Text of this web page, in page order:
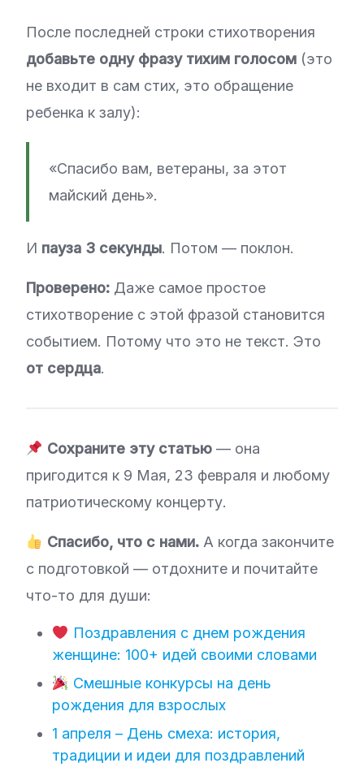
После последней строки стихотворения
добавьте одну фразу тихим голосом (это
не входит в сам стих, это обращение
ребенка к залу):
«Спасибо вам, ветераны, за этот
майский день».
И пауза 3 секунды. Потом — поклон.
Проверено: Даже самое простое
стихотворение с этой фразой становится
событием. Потому что это не текст. Это
от сердца.
Сохраните эту статью— она
пригодится к 9 Мая, 23 февраля и любому
патриотическому концерту.
Спасибо, что с нами.А когда закончите
с подготовкой — отдохните и почитайте
что-то для души:
Поздравления с днем рождения
женщине: 100+ идей своими словами
Смешные конкурсы на день
рождения для взрослых
1 апреля – День смеха: история,
традиции и идеи для поздравлений